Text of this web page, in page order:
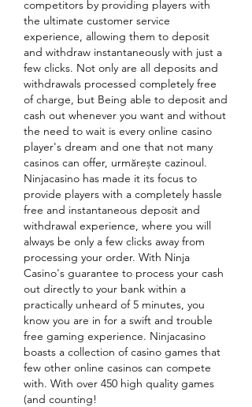
competitors by providing players with
the ultimate customer service
experience, allowing them to deposit
and withdraw instantaneously with just a
few clicks. Not only are all deposits and
withdrawals processed completely free
of charge, but Being able to deposit and
cash out whenever you want and without
the need to wait is every online casino
player's dream and one that not many
casinos can offer, urmărește cazinoul.
Ninjacasino has made it its focus to
provide players with a completely hassle
free and instantaneous deposit and
withdrawal experience, where you will
always be only a few clicks away from
processing your order. With Ninja
Casino's guarantee to process your cash
out directly to your bank within a
practically unheard of 5 minutes, you
know you are in for a swift and trouble
free gaming experience. Ninjacasino
boasts a collection of casino games that
few other online casinos can compete
with. With over 450 high quality games
(and counting!